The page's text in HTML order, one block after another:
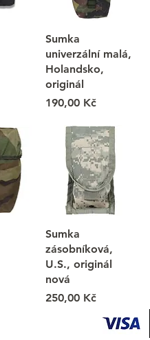
Sumka
univerzální malá,
Holandsko,
originál
Cena
190,00 Kč
Sumka
zásobníková,
U.S., originál
nová
Cena
250,00 Kč